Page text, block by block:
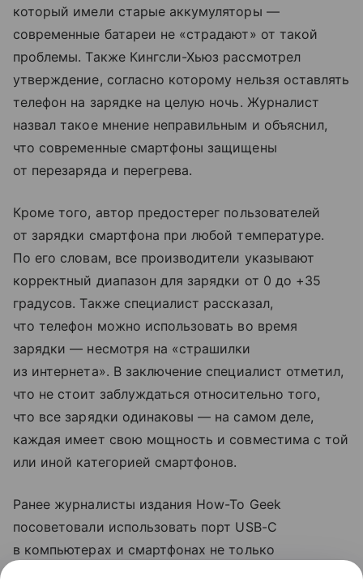
который имели старые аккумуляторы —
современные батареи не «страдают» от такой
проблемы. Также Кингсли-Хьюз рассмотрел
утверждение, согласно которому нельзя оставлять
телефон на зарядке на целую ночь. Журналист
назвал такое мнение неправильным и объяснил,
что современные смартфоны защищены
от перезаряда и перегрева.
Кроме того, автор предостерег пользователей
от зарядки смартфона при любой температуре.
По его словам, все производители указывают
корректный диапазон для зарядки от 0 до +35
градусов. Также специалист рассказал,
что телефон можно использовать во время
зарядки — несмотря на «страшилки
из интернета». В заключение специалист отметил,
что не стоит заблуждаться относительно того,
что все зарядки одинаковы — на самом деле,
каждая имеет свою мощность и совместима с той
или иной категорией смартфонов.
Ранее журналисты издания How-To Geek
посоветовали использовать порт USB-C
в компьютерах и смартфонах не только